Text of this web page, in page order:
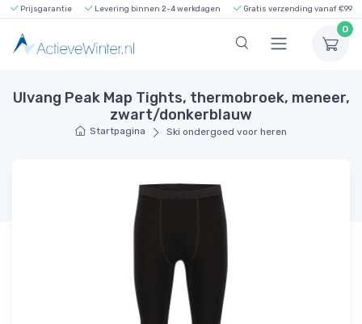
Prijsgarantie Levering binnen 2-4 werkdagen Gratis verzending vanaf €99
0
Ulvang Peak Map Tights, thermobroek, meneer,
zwart/donkerblauw
Startpagina Ski ondergoed voor heren